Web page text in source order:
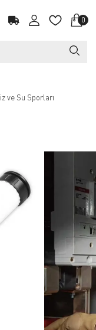
0
ve Su Sporları